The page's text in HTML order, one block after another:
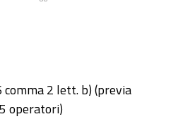
comma 2 lett. b) (previa
operatori)